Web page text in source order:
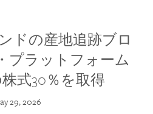
ドの産地追跡ブロ
プラットフォーム
株式30％を取得
29, 2026